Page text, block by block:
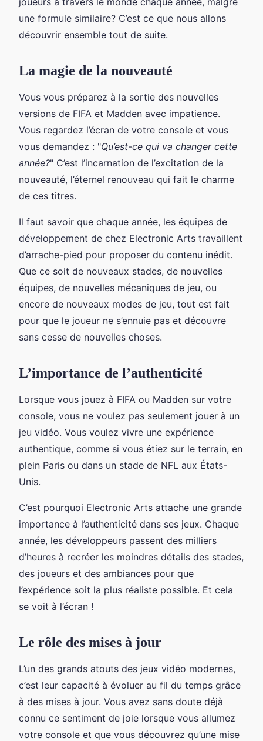
une formule similaire? C’est ce que nous allons
découvrir ensemble tout de suite.
La magie de la nouveauté
Vous vous préparez à la sortie des nouvelles
versions de FIFA et Madden avec impatience.
Vous regardez l’écran de votre console et vous
vous demandez : "Qu’est-ce qui va changer cette
année?" C’est l’incarnation de l’excitation de la
nouveauté, l’éternel renouveau qui fait le charme
de ces titres.
Il faut savoir que chaque année, les équipes de
développement de chez Electronic Arts travaillent
d’arrache-pied pour proposer du contenu inédit.
Que ce soit de nouveaux stades, de nouvelles
équipes, de nouvelles mécaniques de jeu, ou
encore de nouveaux modes de jeu, tout est fait
pour que le joueur ne s’ennuie pas et découvre
sans cesse de nouvelles choses.
L’importance de l’authenticité
Lorsque vous jouez à FIFA ou Madden sur votre
console, vous ne voulez pas seulement jouer à un
jeu vidéo. Vous voulez vivre une expérience
authentique, comme si vous étiez sur le terrain, en
plein Paris ou dans un stade de NFL aux États-
Unis.
C’est pourquoi Electronic Arts attache une grande
importance à l’authenticité dans ses jeux. Chaque
année, les développeurs passent des milliers
d’heures à recréer les moindres détails des stades,
des joueurs et des ambiances pour que
l’expérience soit la plus réaliste possible. Et cela
se voit à l’écran !
Le rôle des mises à jour
L’un des grands atouts des jeux vidéo modernes,
c’est leur capacité à évoluer au fil du temps grâce
à des mises à jour. Vous avez sans doute déjà
connu ce sentiment de joie lorsque vous allumez
votre console et que vous découvrez qu’une mise